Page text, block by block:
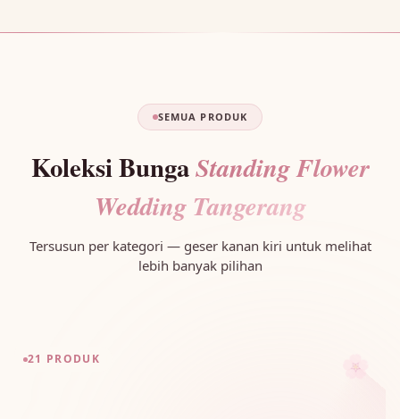
SEMUA PRODUK
Koleksi BungaStanding Flower
Wedding Tangerang
Tersusun per kategori — geser kanan kiri untuk melihat
lebih banyak pilihan
21 PRODUK 🌸